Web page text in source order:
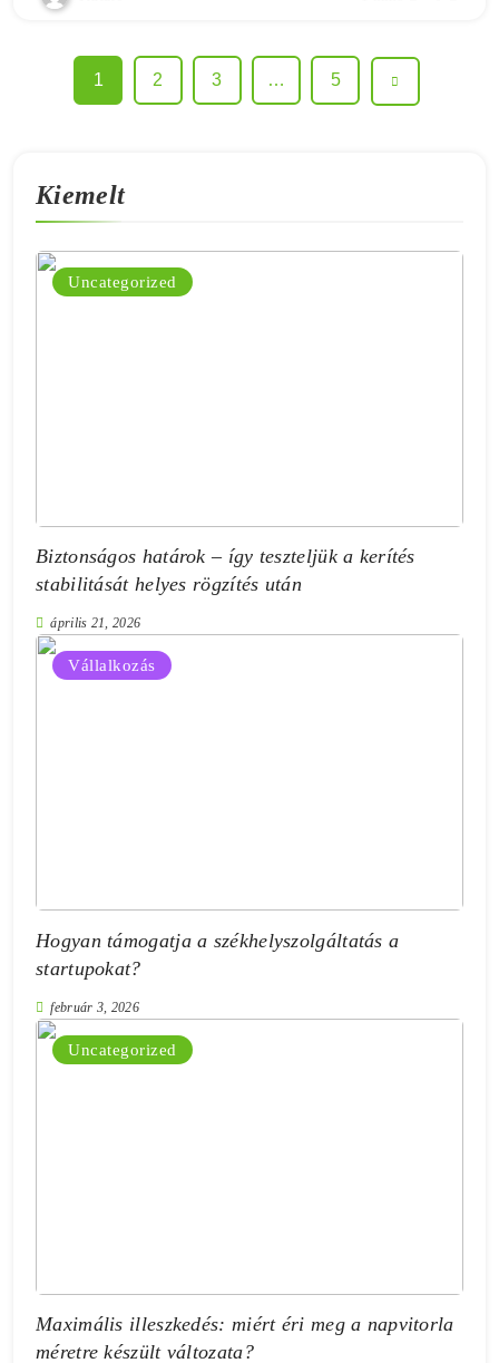
Kiemelt
Uncategorized
Biztonságos határok – így teszteljük a kerítés
stabilitását helyes rögzítés után
április 21, 2026
Vállalkozás
Hogyan támogatja a székhelyszolgáltatás a
startupokat?
február 3, 2026
Uncategorized
Maximális illeszkedés: miért éri meg a napvitorla
méretre készült változata?
1 2 3 … 5